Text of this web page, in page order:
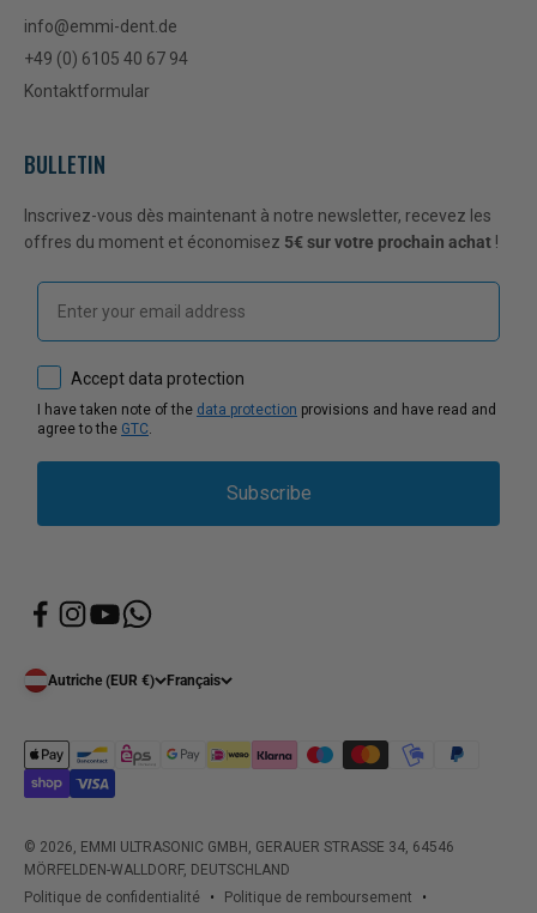
info@emmi-dent.de
+49 (0) 6105 40 67 94
Kontaktformular
BULLETIN
Inscrivez-vous dès maintenant à notre newsletter, recevez les
offres du moment et économisez 5€ sur votre prochain achat !
Email
How would you like to hear from us?
Accept data protection
I have taken note of the data protection provisions and have read and
agree to the GTC.
Subscribe
Autriche (EUR €) Français
© 2026, EMMI ULTRASONIC GMBH, GERAUER STRASSE 34, 64546
MÖRFELDEN-WALLDORF, DEUTSCHLAND
Politique de confidentialité
Politique de remboursement